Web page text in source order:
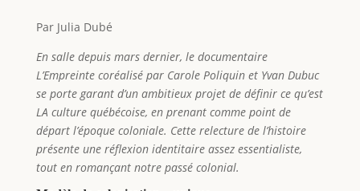
Par Julia Dubé
En salle depuis mars dernier, le documentaire
L’Empreinte coréalisé par Carole Poliquin et Yvan Dubuc
se porte garant d’un ambitieux projet de définir ce qu’est
LA culture québécoise, en prenant comme point de
départ l’époque coloniale. Cette relecture de l’histoire
présente une réflexion identitaire assez essentialiste,
tout en romançant notre passé colonial.